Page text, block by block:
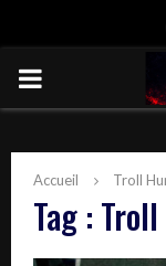
PRIMARY
Accueil Troll
Tag :